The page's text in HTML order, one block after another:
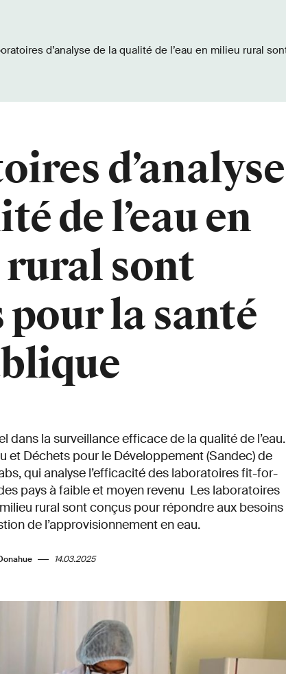
d’analyse
de l’eau en
sont
pour la santé
dans la surveillance efficace de la qualité de l’eau.
et Déchets pour le Développement (Sandec) de
qui analyse l’efficacité des laboratoires fit-for-
pays à faible et moyen revenu Les laboratoires
milieu rural sont conçus pour répondre aux besoins
de l’approvisionnement en eau.
14.03.2025